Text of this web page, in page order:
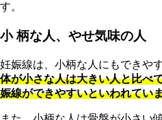
す。
小 柄な人、やせ気味の人
妊娠線は、小柄な人にもできや
体が小さな人は大きい人と比べ
娠線ができやすいといわれてい